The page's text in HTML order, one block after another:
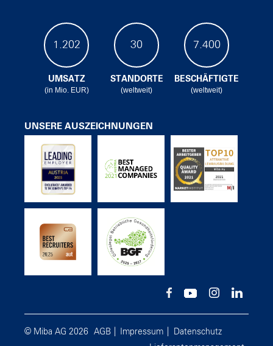
1.202
UMSATZ
(in Mio. EUR)
30
STANDORTE
(weltweit)
7.400
BESCHÄFTIGTE
(weltweit)
UNSERE AUSZEICHNUNGEN
© Miba AG 2026 AGB Impressum
Datenschutz